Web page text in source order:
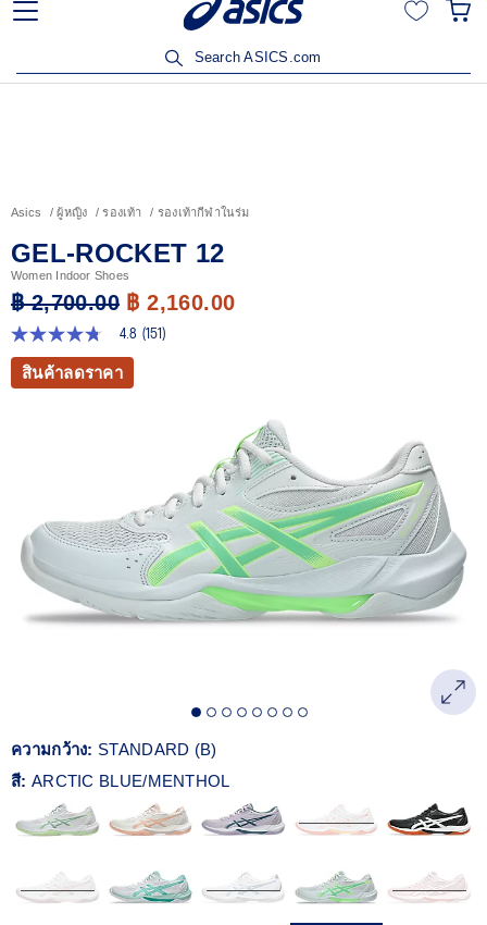
เข้าร่วม OneASICS™ เพื่อสะสมคะแนน และสิทธิพิเศษสำหรับ
Search ASICS.com
Asics ผู้หญิง รองเท้า รองเท้ากีฬาในร่ม
GEL-ROCKET 12
Women Indoor Shoes
฿ 2,700.00 ฿ 2,160.00
4.8
จาก
ดาว
หน้า
เดียวกัน
4.8 (151)
สินค้าลดราคา
ความกว้าง: STANDARD (B)
สี: ARCTIC BLUE/MENTHOL